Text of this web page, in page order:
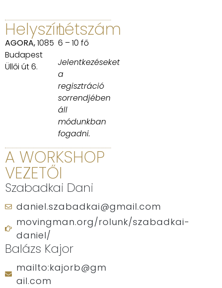
Helyszín
AGORA,1085
Budapest
Üllői út 6.
Létszám
6 – 10 fő
Jelentkezéseket
a
regisztráció
sorrendjében
áll
módunkban
fogadni.
A WORKSHOP
VEZETŐI
Szabadkai Dani
daniel.szabadkai@gmail.com
movingman.org/rolunk/szabadkai-
daniel/
Balázs Kajor
mailto:kajorb@gm
ail.com